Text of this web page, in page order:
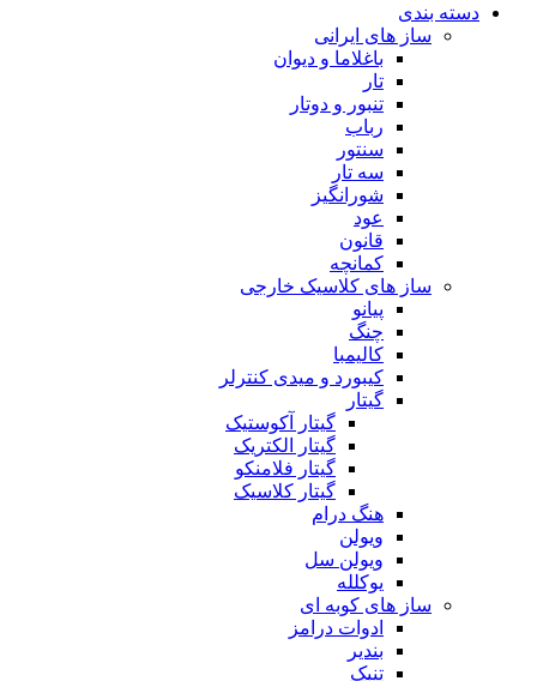
دسته بندی
ساز های ایرانی
باغلاما و دیوان
تار
تنبور و دوتار
رباب
سنتور
سه تار
شورانگیز
عود
قانون
کمانچه
ساز های کلاسیک خارجی
پیانو
چنگ
کالیمبا
کیبورد و میدی کنترلر
گیتار
گیتار آکوستیک
گیتار الکتریک
گیتار فلامنکو
گیتار کلاسیک
هنگ درام
ویولن
ویولن سل
یوکلله
ساز های کوبه ای
ادوات درامز
بندیر
تنبک